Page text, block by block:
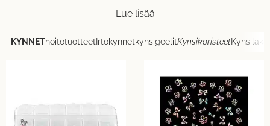
Lue lisää
KYNNEThoitotuotteet IrtokynnetkynsigeelitKynsikoristeet